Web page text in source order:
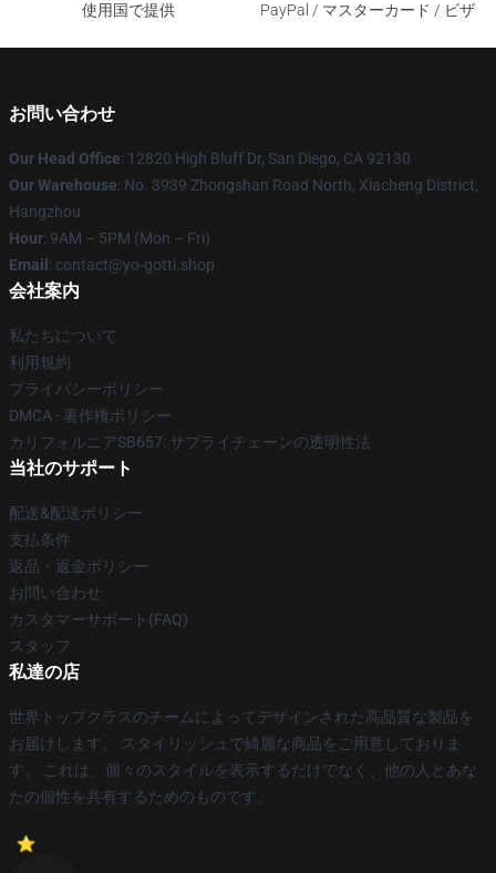
使用国で提供
PayPal / マスターカード / ビザ
お問い合わせ
Our Head Office: 12820 High Bluff Dr, San Diego, CA 92130
Our Warehouse: No. 3939 Zhongshan Road North, Xiacheng District,
Hangzhou
Hour: 9AM – 5PM (Mon – Fri)
Email : contact@yo-gotti.shop
会社案内
私たちについて
利用規約
プライバシーポリシー
DMCA - 著作権ポリシー
カリフォルニアSB657: サプライチェーンの透明性法
当社のサポート
配送&配送ポリシー
支払条件
返品・返金ポリシー
お問い合わせ
カスタマーサポート(FAQ)
スタッフ
私達の店
世界トップクラスのチームによってデザインされた高品質な製品を
お届けします。 スタイリッシュで綺麗な商品をご用意しておりま
す。 これは、個々のスタイルを表示するだけでなく、他の人とあな
たの個性を共有するためのものです。